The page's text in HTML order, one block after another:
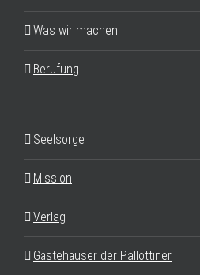
Was wir machen
Berufung
Seelsorge
Mission
Verlag
Gästehäuser der Pallottiner